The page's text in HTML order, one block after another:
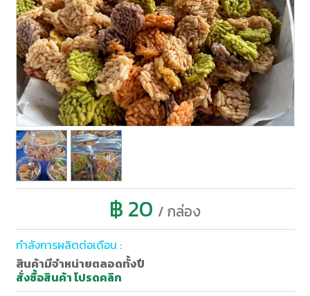
฿ 20 / กล่อง
กำลังการผลิตต่อเดือน :
สินค้ามีจำหน่ายตลอดทั้งปี
สั่งซื้อสินค้า โปรดคลิก